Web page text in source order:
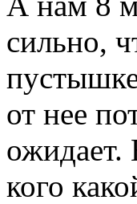
сильно,
от нее
ожидает.
кого